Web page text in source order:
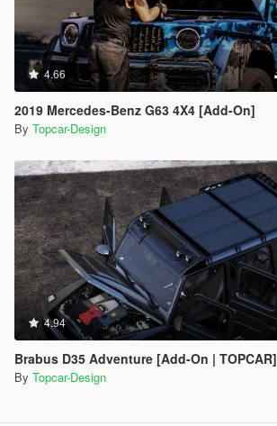
4.66
2019 Mercedes-Benz G63 4X4 [Add-On]
By Topcar-Design
4.94
Brabus D35 Adventure [Add-On | TOPCAR]
By Topcar-Design